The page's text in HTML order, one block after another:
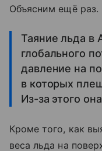
Объясним ещё раз.
Таяние льда в
глобального
давление на
в которых
Из-за этого
Кроме того, как
веса льда на